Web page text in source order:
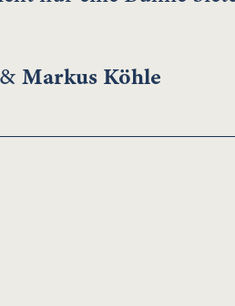
& Markus Köhle